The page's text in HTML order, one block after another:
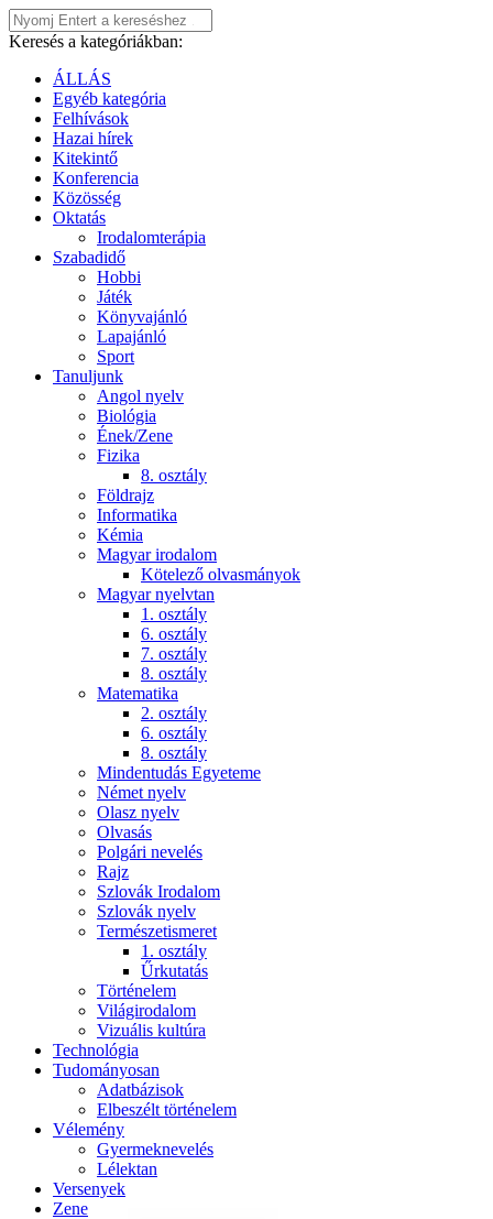
Keresés a kategóriákban:
ÁLLÁS
Egyéb kategória
Felhívások
Hazai hírek
Kitekintő
Konferencia
Közösség
Oktatás
Irodalomterápia
Szabadidő
Hobbi
Játék
Könyvajánló
Lapajánló
Sport
Tanuljunk
Angol nyelv
Biológia
Ének/Zene
Fizika
8. osztály
Földrajz
Informatika
Kémia
Magyar irodalom
Kötelező olvasmányok
Magyar nyelvtan
1. osztály
6. osztály
7. osztály
8. osztály
Matematika
2. osztály
6. osztály
8. osztály
Mindentudás Egyeteme
Német nyelv
Olasz nyelv
Olvasás
Polgári nevelés
Rajz
Szlovák Irodalom
Szlovák nyelv
Természetismeret
1. osztály
Űrkutatás
Történelem
Világirodalom
Vizuális kultúra
Technológia
Tudományosan
Adatbázisok
Elbeszélt történelem
Vélemény
Gyermeknevelés
Lélektan
Versenyek
Zene